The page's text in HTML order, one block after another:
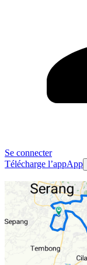
Se connecter
Télécharge l’appApp